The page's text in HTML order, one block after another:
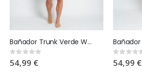
Bañador Trunk Verde Wave Splash
Rating:
0%
54,99 €
Rating:
0%
54,99 €